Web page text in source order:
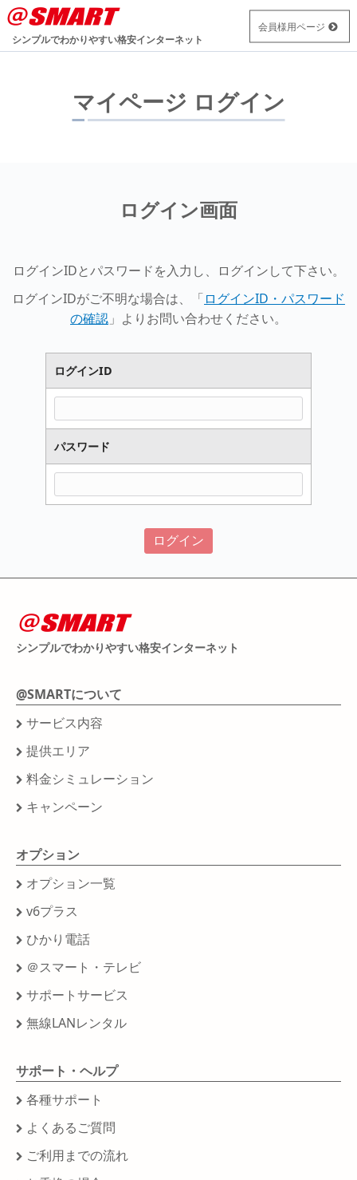
シンプルでわかりやすい格安インターネット
会員様用ページ
マイページ ログイン
ログイン画面
ログインIDとパスワードを入力し、ログインして下さい。
ログインIDがご不明な場合は、「ログインID・パスワード
の確認 」よりお問い合わせください。
ログインID
パスワード
シンプルでわかりやすい格安インターネット
@SMARTについて
サービス内容
提供エリア
料金シミュレーション
キャンペーン
オプション
オプション一覧
v6プラス
ひかり電話
＠スマート・テレビ
サポートサービス
無線LANレンタル
サポート・ヘルプ
各種サポート
よくあるご質問
ご利用までの流れ